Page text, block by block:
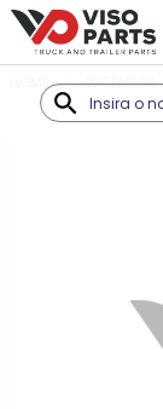
PRODUTOS